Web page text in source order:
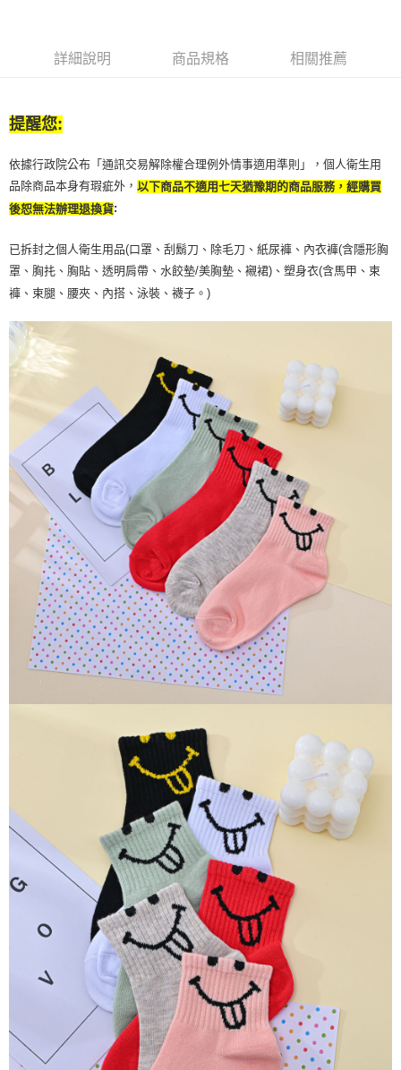
１．透過由恩沛科技股份有限公司提供之「AFTEE先享後付」服務完成之交
https://aftee.tw/terms/#terms3
３．未成年的使用者請事先徵得法定代理人或監護人之同意方可使用
任。
４．使用「AFTEE先享後付」時，將依據個別帳號之用戶狀況，依本公司即
時審查核予不同之上限額度；若仍有額度不足之情形，本公司將視審查結果
請求用戶進行身份認證。
恩沛科技股份有限公司將有權停止該用戶之使用額度並採取法律行動。
每筆NT$65，滿NT$490(含以上)免運費
每筆NT$65，滿NT$490(含以上)免運費
每筆NT$100，滿NT$790(含以上)免運費
付款後寶雅門市自取(由倉庫統一出貨)
詳細說明 商品規格 相關推薦
提醒您:
依據行政院公布「通訊交易解除權合理例外情事適用準則」，個人衛生用
品除商品本身有瑕疵外， 以下商品不適用七天猶豫期的商品服務，經購買
後恕無法辦理退換貨:
已拆封之個人衛生用品(口罩、刮鬍刀、除毛刀、紙尿褲、內衣褲(含隱形胸
罩、胸扥、胸貼、透明肩帶、水餃墊/美胸墊、襯裙)、塑身衣(含馬甲、束
褲、束腿、腰夾、內搭、泳裝、襪子。)